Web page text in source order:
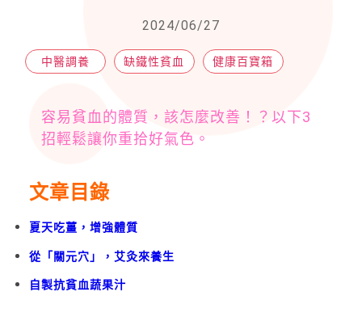
2024/06/27
中醫調養 缺鐵性貧血 健康百寶箱
容易貧血的體質，該怎麼改善！？以下3
招輕鬆讓你重拾好氣色。
文章目錄
夏天吃薑，增強體質
從「關元穴」，艾灸來養生
自製抗貧血蔬果汁